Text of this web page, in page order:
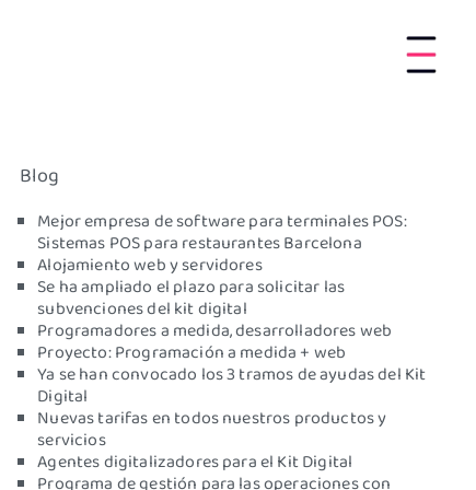
Blog
Mejor empresa de software para terminales POS:
Sistemas POS para restaurantes Barcelona
Alojamiento web y servidores
Se ha ampliado el plazo para solicitar las
subvenciones del kit digital
Programadores a medida, desarrolladores web
Proyecto: Programación a medida + web
Ya se han convocado los 3 tramos de ayudas del Kit
Digital
Nuevas tarifas en todos nuestros productos y
servicios
Agentes digitalizadores para el Kit Digital